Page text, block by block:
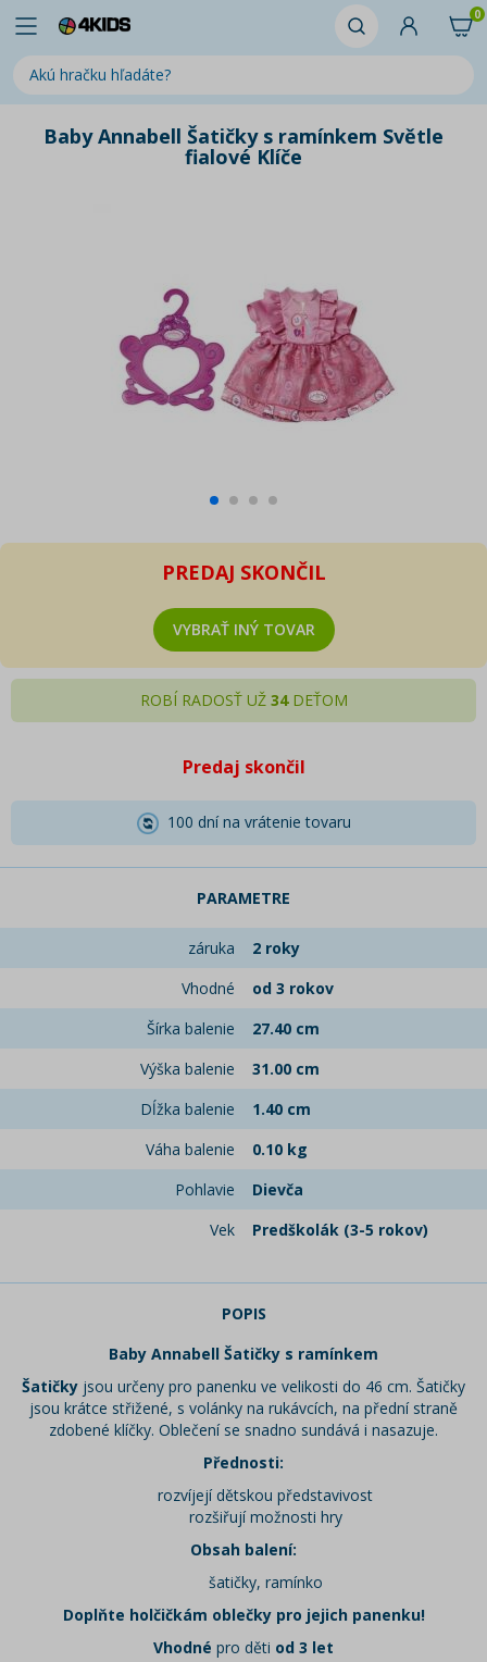
0
Baby Annabell Šatičky s ramínkem Světle
fialové Klíče
PREDAJ SKONČIL
VYBRAŤ INÝ TOVAR
ROBÍ RADOSŤ UŽ 34DEŤOM
Predaj skončil
100 dní na vrátenie tovaru
PARAMETRE
záruka
2 roky
Vhodné
od 3 rokov
Šírka balenie
27.40 cm
Výška balenie
31.00 cm
Dĺžka balenie
1.40 cm
Váha balenie
0.10 kg
Pohlavie
Dievča
Vek
Predškolák (3-5 rokov)
POPIS
Baby Annabell Šatičky s ramínkem
Šatičky jsou určeny pro panenku ve velikosti do 46 cm. Šatičky
jsou krátce střižené, s volánky na rukávcích, na přední straně
zdobené klíčky. Oblečení se snadno sundává i nasazuje.
Přednosti:
rozvíjejí dětskou představivost
rozšiřují možnosti hry
Obsah balení:
šatičky, ramínko
Doplňte holčičkám oblečky pro jejich panenku!
Vhodné pro děti od 3 let